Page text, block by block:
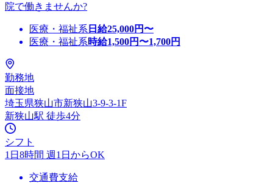
院で働きませんか?
医療・福祉系 日給25,000円〜
医療・福祉系時給1,500円〜1,700円
勤務地
面接地
埼玉県狭山市新狭山3-9-3-1F
新狭山駅 徒歩4分
シフト
1日8時間 週1日からOK
交通費支給